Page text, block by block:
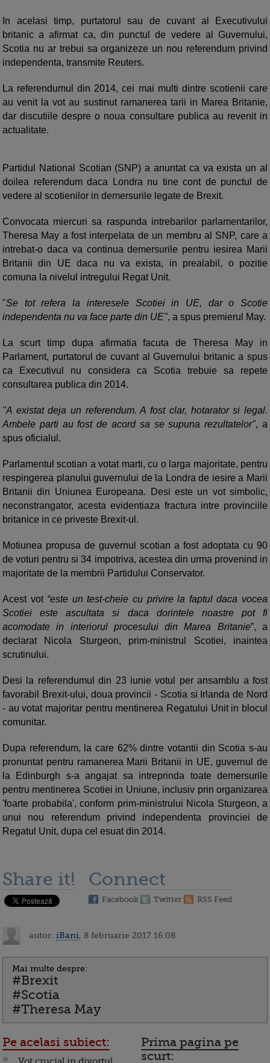
In acelasi timp, purtatorul sau de cuvant al Executivului
britanic a afirmat ca, din punctul de vedere al Guvernului,
Scotia nu ar trebui sa organizeze un nou referendum privind
independenta, transmite Reuters.
La referendumul din 2014, cei mai multi dintre scotienii care
au venit la vot au sustinut ramanerea tarii in Marea Britanie,
dar discutiile despre o noua consultare publica au revenit in
actualitate.
Partidul National Scotian (SNP) a anuntat ca va exista un al
doilea referendum daca Londra nu tine cont de punctul de
vedere al scotienilor in demersurile legate de Brexit.
Convocata miercuri sa raspunda intrebarilor parlamentarilor,
Theresa May a fost interpelata de un membru al SNP, care a
intrebat-o daca va continua demersurile pentru iesirea Marii
Britanii din UE daca nu va exista, in prealabil, o pozitie
comuna la nivelul intregului Regat Unit.
"Se tot refera la interesele Scotiei in UE, dar o Scotie
independenta nu va face parte din UE", a spus premierul May.
La scurt timp dupa afirmatia facuta de Theresa May in
Parlament, purtatorul de cuvant al Guvernului britanic a spus
ca Executivul nu considera ca Scotia trebuie sa repete
consultarea publica din 2014.
"A existat deja un referendum. A fost clar, hotarator si legal.
Ambele parti au fost de acord sa se supuna rezultatelor", a
spus oficialul.
Parlamentul scotian a votat marti, cu o larga majoritate, pentru
respingerea planului guvernului de la Londra de iesire a Marii
Britanii din Uniunea Europeana. Desi este un vot simbolic,
neconstrangator, acesta evidentiaza fractura intre provinciile
britanice in ce priveste Brexit-ul.
Motiunea propusa de guvernul scotian a fost adoptata cu 90
de voturi pentru si 34 impotriva, acestea din urma provenind in
majoritate de la membrii Partidului Conservator.
Acest vot“este un test-cheie cu privire la faptul daca vocea
Scotiei este ascultata si daca dorintele noastre pot fi
acomodate in interiorul procesului din Marea Britanie”, a
declarat Nicola Sturgeon, prim-ministrul Scotiei, inaintea
scrutinului.
Desi la referendumul din 23 iunie votul per ansamblu a fost
favorabil Brexit-ului, doua provincii - Scotia si Irlanda de Nord
- au votat majoritar pentru mentinerea Regatului Unit in blocul
comunitar.
Dupa referendum, la care 62% dintre votantii din Scotia s-au
pronuntat pentru ramanerea Marii Britanii in UE, guvernul de
la Edinburgh s-a angajat sa intreprinda toate demersurile
pentru mentinerea Scotiei in Uniune, inclusiv prin organizarea
'foarte probabila', conform prim-ministrului Nicola Sturgeon, a
unui nou referendum privind independenta provinciei de
Regatul Unit, dupa cel esuat din 2014.
Share it! Connect
Facebook Twitter RSS Feed
autor: iBani , 8 februarie 2017 16:08
Mai multe despre:
#Brexit
#Scotia
#Theresa May
Pe acelasi subiect:
Prima pagina pe
scurt: